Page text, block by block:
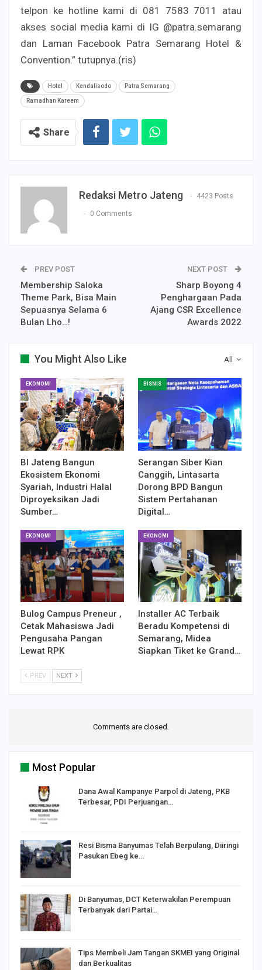
telpon ke hotline kami di 081 7583 7011 atau
akses social media kami di IG @patra.semarang
dan Laman Facebook Patra Semarang Hotel &
Convention.” tutupnya.(ris)
Hotel Kendalisodo Patra Semarang
Ramadhan Kareem
Share
Redaksi Metro Jateng 4423 Posts
0 Comments
PREV POST
Membership Saloka
Theme Park, Bisa Main
Sepuasnya Selama 6
Bulan Lho…!
NEXT POST
Sharp Boyong 4
Penghargaan Pada
Ajang CSR Excellence
Awards 2022
All
You Might Also Like
EKONOMI
BI Jateng Bangun
Ekosistem Ekonomi
Syariah, Industri Halal
Diproyeksikan Jadi
Sumber…
BISNIS
Serangan Siber Kian
Canggih, Lintasarta
Dorong BPD Bangun
Sistem Pertahanan
Digital…
EKONOMI
Bulog Campus Preneur ,
Cetak Mahasiswa Jadi
Pengusaha Pangan
Lewat RPK
EKONOMI
Installer AC Terbaik
Beradu Kompetensi di
Semarang, Midea
Siapkan Tiket ke Grand…
PREV NEXT
Comments are closed.
Most Popular
Dana Awal Kampanye Parpol di Jateng, PKB
Terbesar, PDI Perjuangan…
Resi Bisma Banyumas Telah Berpulang, Diiringi
Pasukan Ebeg ke…
Di Banyumas, DCT Keterwakilan Perempuan
Terbanyak dari Partai…
Tips Membeli Jam Tangan SKMEI yang Original
dan Berkualitas